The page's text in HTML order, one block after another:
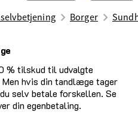
Borger
% tilskud til udvalgte
hvis din tandlæge tager
selv betale forskellen. Se
din egenbetaling.